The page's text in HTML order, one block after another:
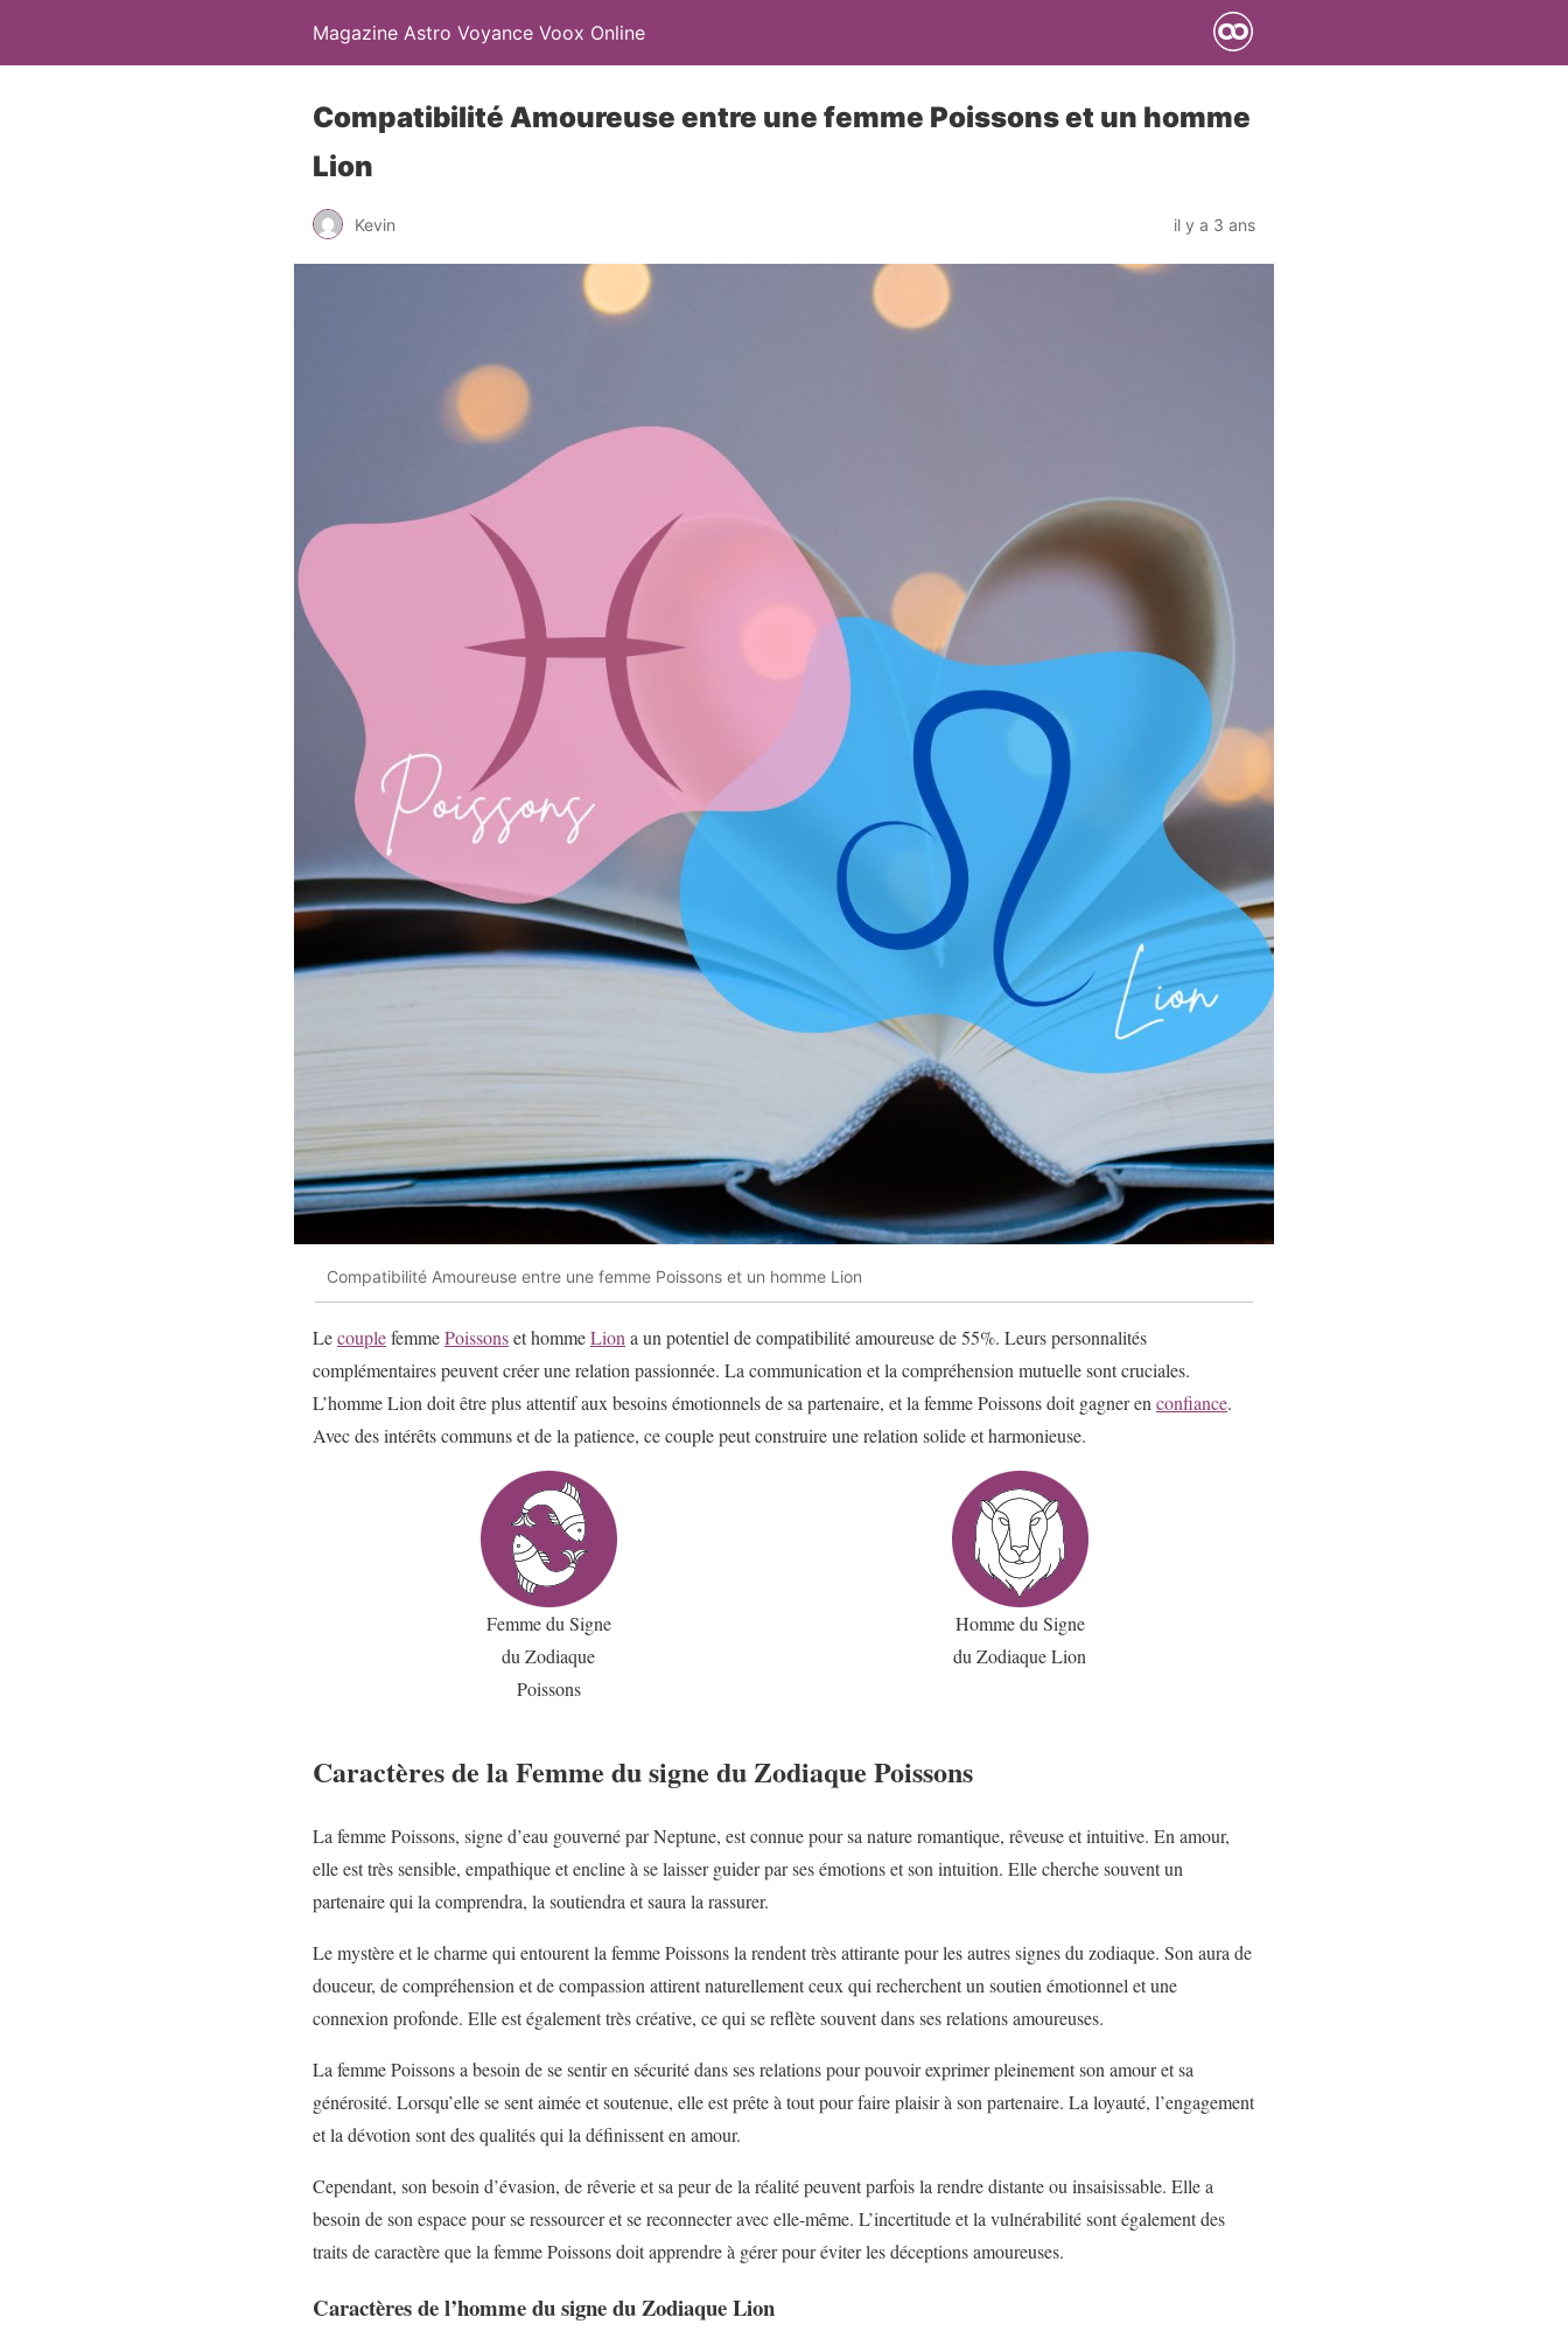
Magazine Astro Voyance Voox Online
Compatibilité Amoureuse entre une femme Poissons et un homme
Lion
Kevin il y a 3 ans
Compatibilité Amoureuse entre une femme Poissons et un homme Lion
LecouplefemmePoissonset hommeLion a un potentiel de compatibilité amoureuse de 55%. Leurs personnalités
complémentaires peuvent créer une relation passionnée. La communication et la compréhension mutuelle sont cruciales.
L’homme Lion doit être plus attentif aux besoins émotionnels de sa partenaire, et la femme Poissons doit gagner en confiance.
Avec des intérêts communs et de la patience, ce couple peut construire une relation solide et harmonieuse.
Femme du Signe
du Zodiaque
Poissons
Homme du Signe
du Zodiaque Lion
Caractères de la Femme du signe du Zodiaque Poissons
La femme Poissons, signe d’eau gouverné par Neptune, est connue pour sa nature romantique, rêveuse et intuitive. En amour,
elle est très sensible, empathique et encline à se laisser guider par ses émotions et son intuition. Elle cherche souvent un
partenaire qui la comprendra, la soutiendra et saura la rassurer.
Le mystère et le charme qui entourent la femme Poissons la rendent très attirante pour les autres signes du zodiaque. Son aura de
douceur, de compréhension et de compassion attirent naturellement ceux qui recherchent un soutien émotionnel et une
connexion profonde. Elle est également très créative, ce qui se reflète souvent dans ses relations amoureuses.
La femme Poissons a besoin de se sentir en sécurité dans ses relations pour pouvoir exprimer pleinement son amour et sa
générosité. Lorsqu’elle se sent aimée et soutenue, elle est prête à tout pour faire plaisir à son partenaire. La loyauté, l’engagement
et la dévotion sont des qualités qui la définissent en amour.
Cependant, son besoin d’évasion, de rêverie et sa peur de la réalité peuvent parfois la rendre distante ou insaisissable. Elle a
besoin de son espace pour se ressourcer et se reconnecter avec elle-même. L’incertitude et la vulnérabilité sont également des
traits de caractère que la femme Poissons doit apprendre à gérer pour éviter les déceptions amoureuses.
Caractères de l’homme du signe du Zodiaque Lion